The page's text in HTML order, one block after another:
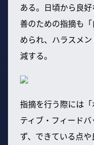
ある。日頃から良
善のための指摘も
められ、ハラスメ
減する。
指摘を行う際には
ティブ・フィード
ず、できている点